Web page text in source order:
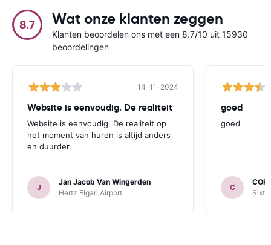
8.7 Wat onze klanten zeggen
Klanten beoordelen ons met een 8.7/10 uit 15930
beoordelingen
14-11-2024
Website is eenvoudig. De realiteit
Website is eenvoudig. De realiteit op
het moment van huren is altijd anders
en duurder.
J
Jan Jacob Van Wingerden
Hertz Figari Airport
goed
goed
C
Sixt